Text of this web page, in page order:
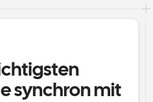
synchron mit